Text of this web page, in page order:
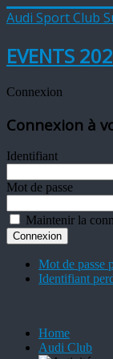
Audi Sport Club
EVENTS
Connexion
Connexion à
Identifiant
Mot de passe
Maintenir la
Mot de passe
Identifiant
Home
Audi Club